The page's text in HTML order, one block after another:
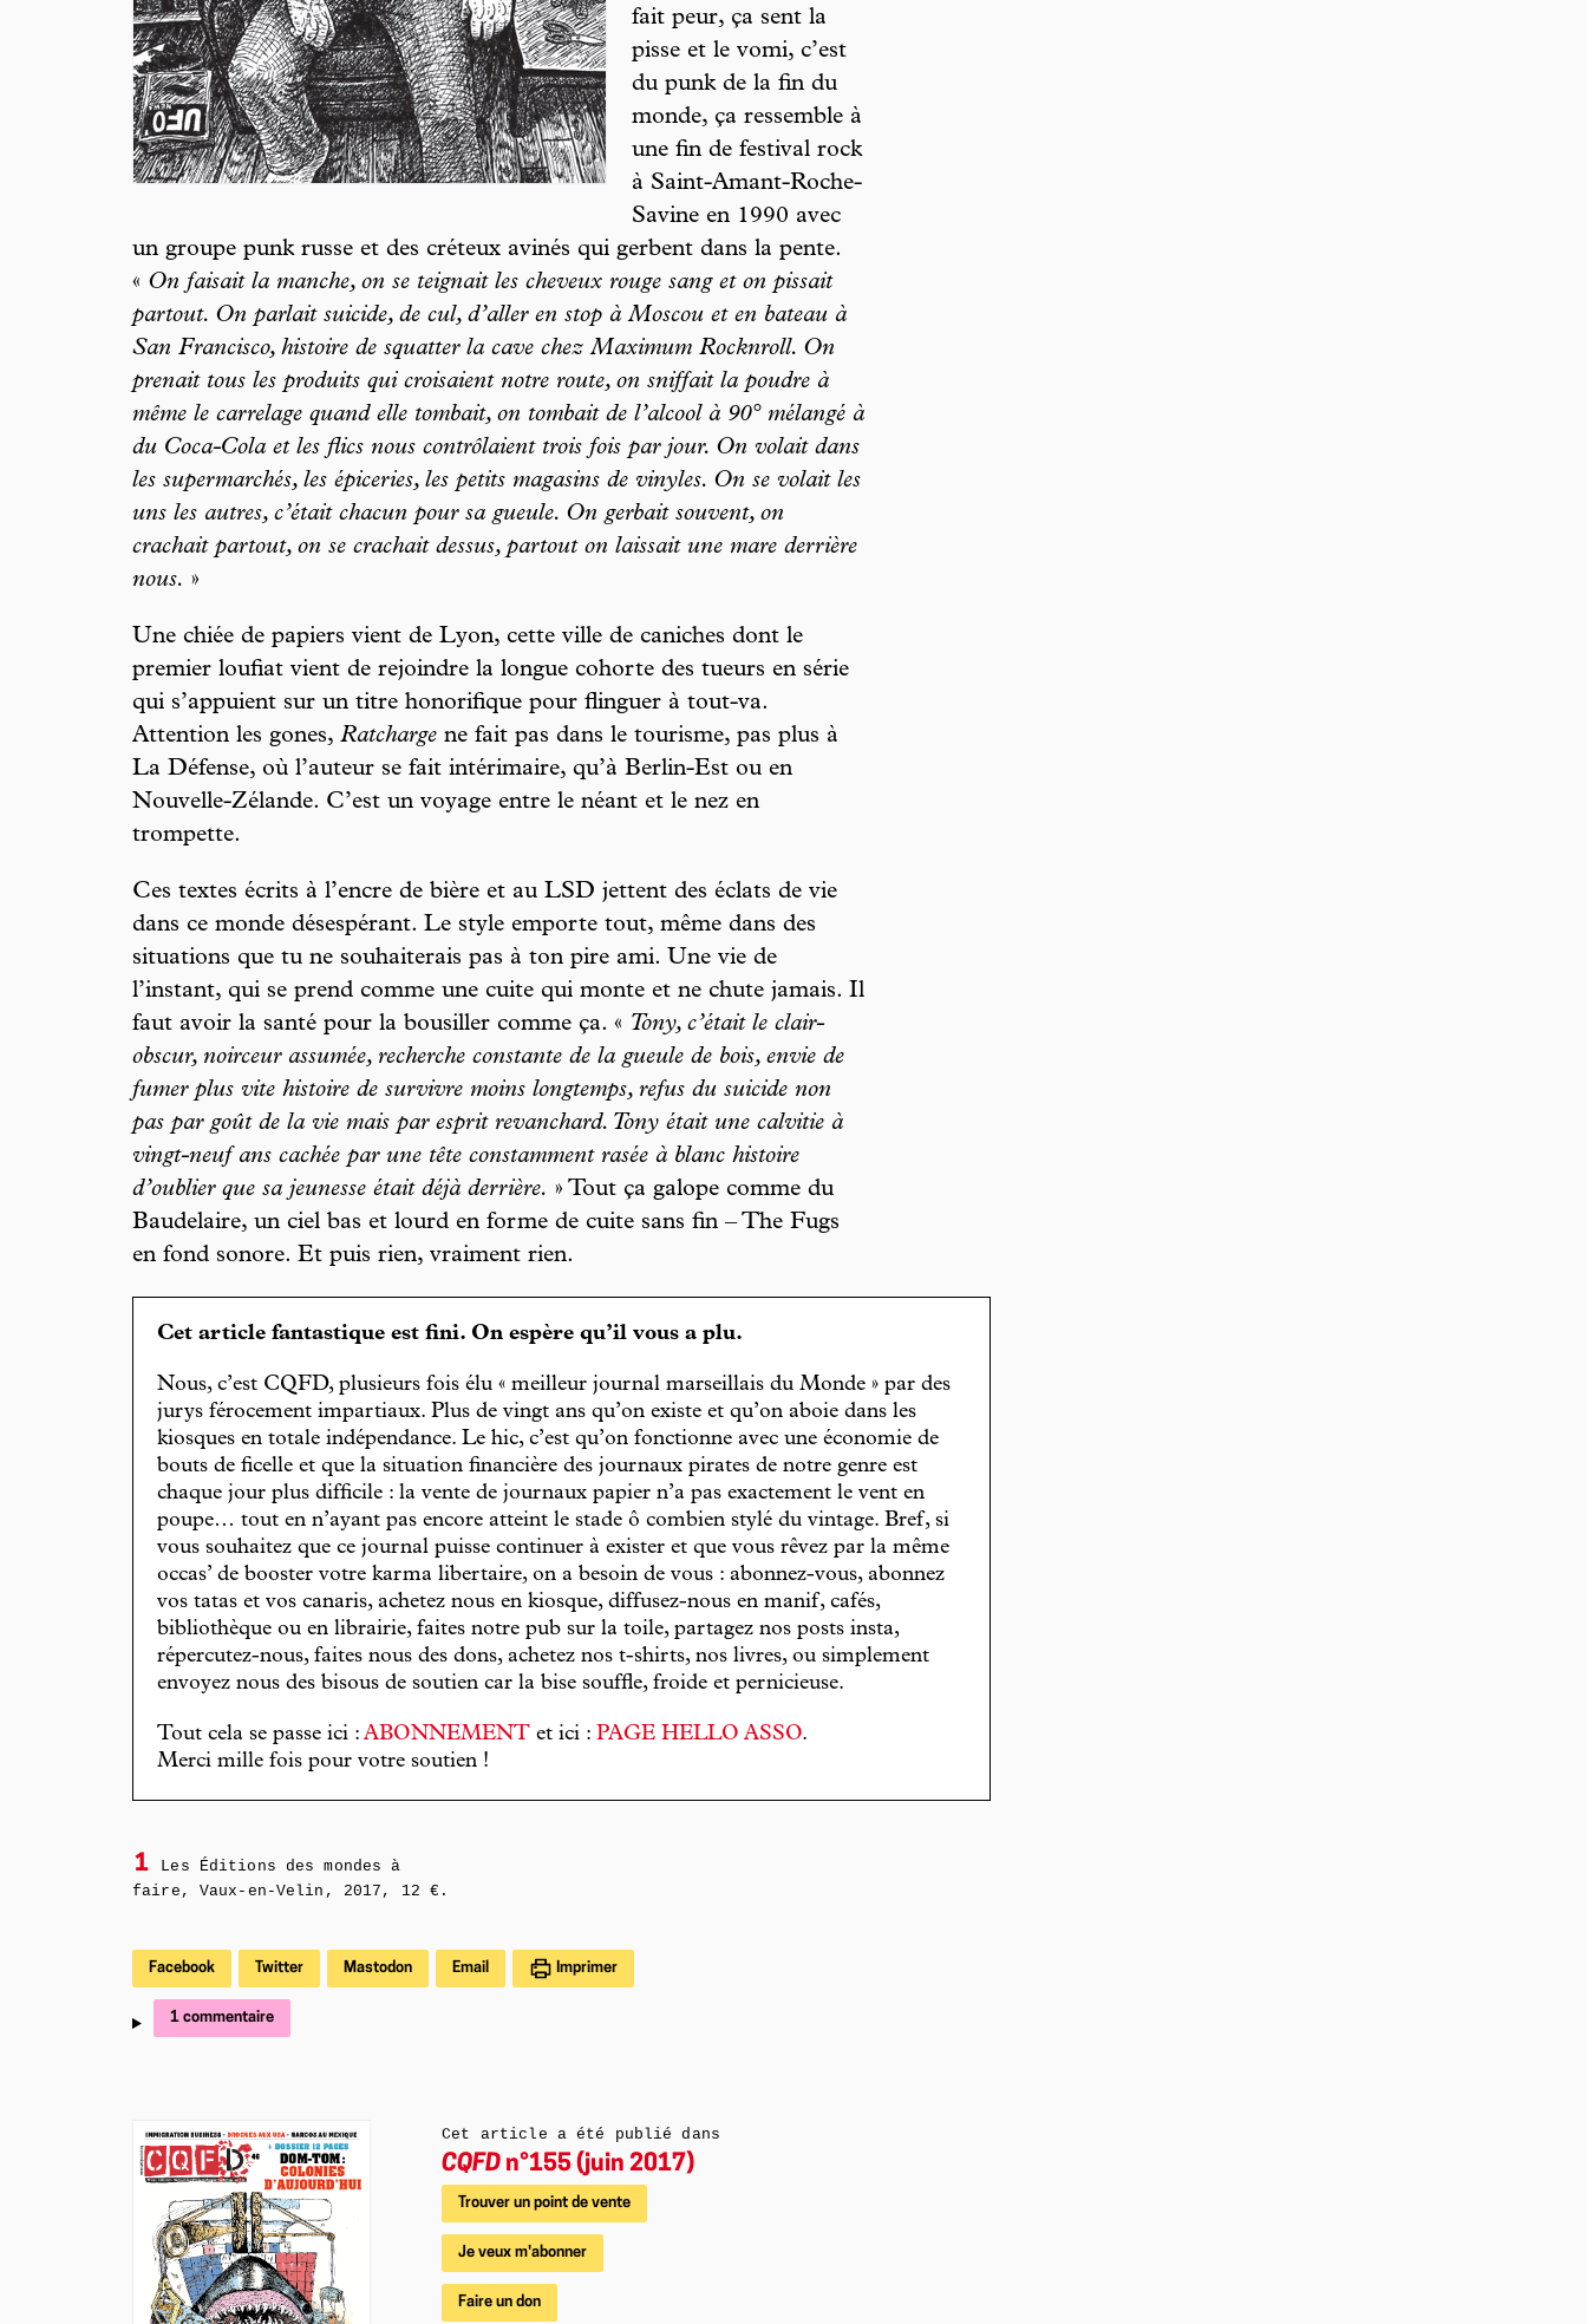
fait peur, ça sent la
pisse et le vomi, c’est
du punk de la fin du
monde, ça ressemble à
une fin de festival rock
à Saint-Amant-Roche-
Savine en 1990 avec
un groupe punk russe et des créteux avinés qui gerbent dans la pente.
« On faisait la manche, on se teignait les cheveux rouge sang et on pissait
partout. On parlait suicide, de cul, d’aller en stop à Moscou et en bateau à
San Francisco, histoire de squatter la cave chez Maximum Rocknroll. On
prenait tous les produits qui croisaient notre route, on sniffait la poudre à
même le carrelage quand elle tombait, on tombait de l’alcool à 90° mélangé à
du Coca-Cola et les flics nous contrôlaient trois fois par jour. On volait dans
les supermarchés, les épiceries, les petits magasins de vinyles. On se volait les
uns les autres, c’était chacun pour sa gueule. On gerbait souvent, on
crachait partout, on se crachait dessus, partout on laissait une mare derrière
nous. »
Une chiée de papiers vient de Lyon, cette ville de caniches dont le
premier loufiat vient de rejoindre la longue cohorte des tueurs en série
qui s’appuient sur un titre honorifique pour flinguer à tout-va.
Attention les gones, Ratcharge ne fait pas dans le tourisme, pas plus à
La Défense, où l’auteur se fait intérimaire, qu’à Berlin-Est ou en
Nouvelle-Zélande. C’est un voyage entre le néant et le nez en
trompette.
Ces textes écrits à l’encre de bière et au LSD jettent des éclats de vie
dans ce monde désespérant. Le style emporte tout, même dans des
situations que tu ne souhaiterais pas à ton pire ami. Une vie de
l’instant, qui se prend comme une cuite qui monte et ne chute jamais. Il
faut avoir la santé pour la bousiller comme ça. « Tony, c’était le clair-
obscur, noirceur assumée, recherche constante de la gueule de bois, envie de
fumer plus vite histoire de survivre moins longtemps, refus du suicide non
pas par goût de la vie mais par esprit revanchard. Tony était une calvitie à
vingt-neuf ans cachée par une tête constamment rasée à blanc histoire
d’oublier que sa jeunesse était déjà derrière. » Tout ça galope comme du
Baudelaire, un ciel bas et lourd en forme de cuite sans fin – The Fugs
en fond sonore. Et puis rien, vraiment rien.
Cet article fantastique est fini. On espère qu’il vous a plu.
Nous, c’est CQFD, plusieurs fois élu « meilleur journal marseillais du Monde » par des
jurys férocement impartiaux. Plus de vingt ans qu’on existe et qu’on aboie dans les
kiosques en totale indépendance. Le hic, c’est qu’on fonctionne avec une économie de
bouts de ficelle et que la situation financière des journaux pirates de notre genre est
chaque jour plus difficile : la vente de journaux papier n’a pas exactement le vent en
poupe… tout en n’ayant pas encore atteint le stade ô combien stylé du vintage. Bref, si
vous souhaitez que ce journal puisse continuer à exister et que vous rêvez par la même
occas’ de booster votre karma libertaire, on a besoin de vous : abonnez-vous, abonnez
vos tatas et vos canaris, achetez nous en kiosque, diffusez-nous en manif, cafés,
bibliothèque ou en librairie, faites notre pub sur la toile, partagez nos posts insta,
répercutez-nous, faites nous des dons, achetez nos t-shirts, nos livres, ou simplement
envoyez nous des bisous de soutien car la bise souffle, froide et pernicieuse.
Tout cela se passe ici : ABONNEMENT et ici : PAGE HELLO ASSO.
Merci mille fois pour votre soutien !
1
Les Éditions des mondes à
faire, Vaux-en-Velin, 2017, 12 €.
Facebook Twitter Mastodon Email Imprimer
1 commentaire
Cet article a été publié dans
CQFD n°155 (juin 2017)
Trouver un point de vente
Je veux m'abonner
Faire un don